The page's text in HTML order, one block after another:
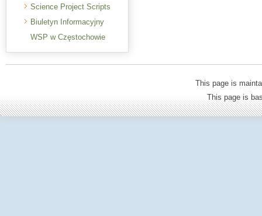
Science Project Scripts
Biuletyn Informacyjny
WSP w Częstochowie
This page is
This page is